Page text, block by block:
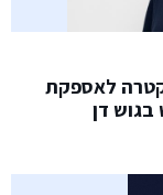
לאספקת
דן